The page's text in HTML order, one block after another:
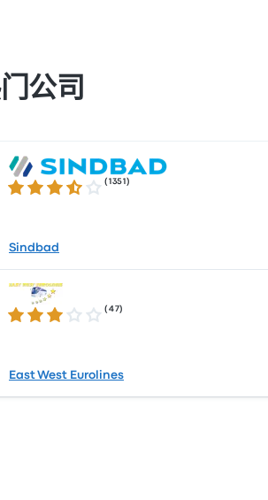
公司
3.6 / 5 星 ( 1351 )
Sindbad
3.0 / 5 星 ( 47)
East West Eurolines